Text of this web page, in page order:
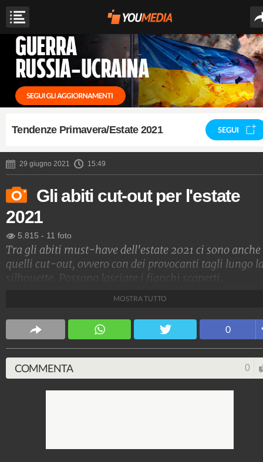
Tendenze Primavera/Estate 2021 SEGUI
29 giugno 2021 15:49
Gli abiti cut-out per l'estate
2021
5.815 - 11 foto
Tra gli abiti must-have dell'estate 2021 ci sono anche
quelli cut-out, ovvero con dei provocanti tagli lungo
silhouette. Possono lasciare i fianchi scoperti,
schiena: ecco i modelli più trendy del momento.
1.515.009.720-1.957 video-138.060 foto
MOSTRA TUTTO
0
COMMENTA 0